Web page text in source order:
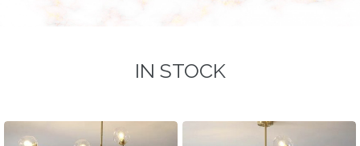
IN STOCK